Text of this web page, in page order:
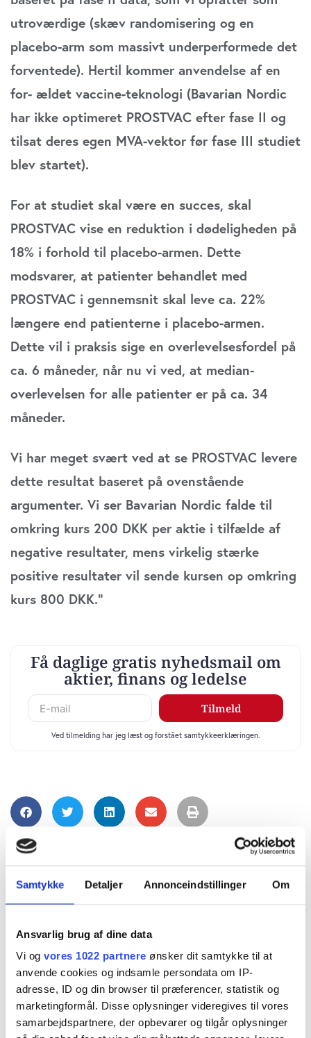
Samtykke Detaljer Annonceindstillinger Om
Ansvarlig brug af dine data
Vi og vores 1022 partnere ønsker dit samtykke til at
anvende cookies og indsamle persondata om IP-
adresse, ID og din browser til præferencer, statistik og
marketingformål. Disse oplysninger videregives til vores
samarbejdspartnere, der opbevarer og tilgår oplysninger
utroværdige (skæv randomisering og en
placebo-arm som massivt underperformede det
forventede). Hertil kommer anvendelse af en
for- ældet vaccine-teknologi (Bavarian Nordic
har ikke optimeret PROSTVAC efter fase II og
tilsat deres egen MVA-vektor før fase III studiet
blev startet).
For at studiet skal være en succes, skal
PROSTVAC vise en reduktion i dødeligheden på
18% i forhold til placebo-armen. Dette
modsvarer, at patienter behandlet med
PROSTVAC i gennemsnit skal leve ca. 22%
længere end patienterne i placebo-armen.
Dette vil i praksis sige en overlevelsesfordel på
ca. 6 måneder, når nu vi ved, at median-
overlevelsen for alle patienter er på ca. 34
måneder.
Vi har meget svært ved at se PROSTVAC levere
dette resultat baseret på ovenstående
argumenter. Vi ser Bavarian Nordic falde til
omkring kurs 200 DKK per aktie i tilfælde af
negative resultater, mens virkelig stærke
positive resultater vil sende kursen op omkring
kurs 800 DKK.”